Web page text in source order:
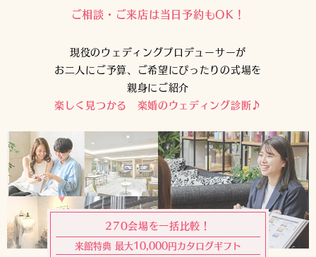
ご相談・ご来店は当日予約もOK！
現役のウェディングプロデューサーが
お二人にご予算、ご希望にぴったりの式場を
親身にご紹介
楽しく見つかる 楽婚のウェディング診断♪
270会場を一括比較！
来館特典 最大10,000円カタログギフト